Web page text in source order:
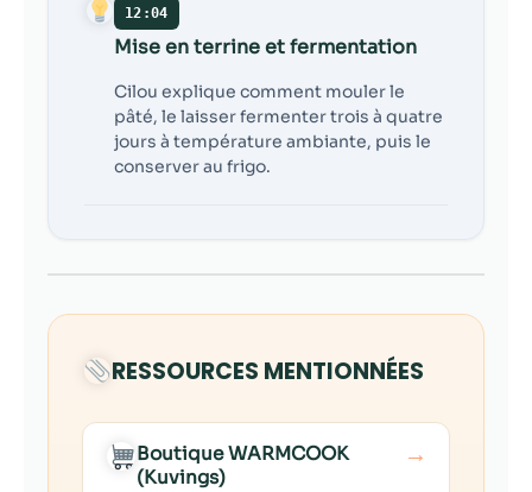
12:04
Mise en terrine et fermentation
Cilou explique comment mouler le
pâté, le laisser fermenter trois à quatre
jours à température ambiante, puis le
conserver au frigo.
RESSOURCES MENTIONNÉES
Boutique WARMCOOK
(Kuvings)
→